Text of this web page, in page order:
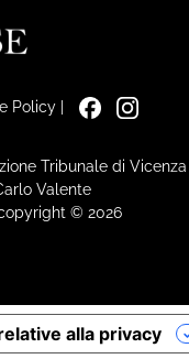
Policy|
Tribunale di
Valente
© 2026
alla privacy